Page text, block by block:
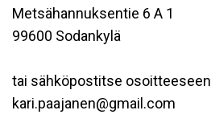
Metsähannuksentie 6 A 1
99600 Sodankylä
tai sähköpostitse osoitteeseen
kari.paajanen@gmail.com